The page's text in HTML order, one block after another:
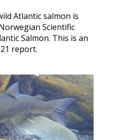
Atlantic salmon is
Scientific
Salmon. This is an
report.